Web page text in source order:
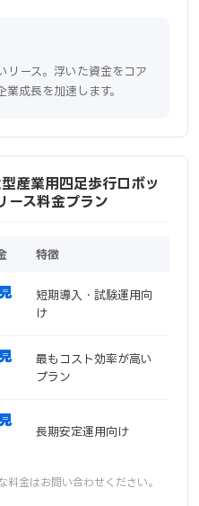
リース。浮いた資金をコア
成長を加速します。
業用四足歩行ロボッ
ス料金プラン
特徴
短期導入・試験運用向
け
最もコスト効率が高い
プラン
長期安定運用向け
金はお問い合わせください。